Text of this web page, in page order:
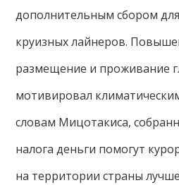
дополнительным сбором
круизных лайнеров.
размещение и проживание
мотивировал
словам Мицотакиса,
налога деньги помогут
на территории страны